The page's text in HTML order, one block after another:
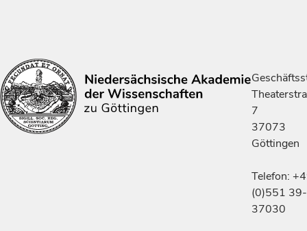
7
37073
Göttingen
Telefon:
(0)551 39-
37030